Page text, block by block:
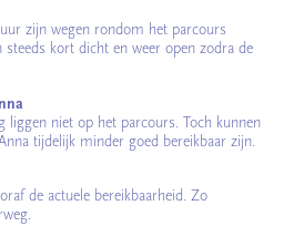
zijn wegen rondom het parcours
steeds kort dicht en weer open zodra de
liggen niet op het parcours. Toch kunnen
tijdelijk minder goed bereikbaar zijn.
de actuele bereikbaarheid. Zo